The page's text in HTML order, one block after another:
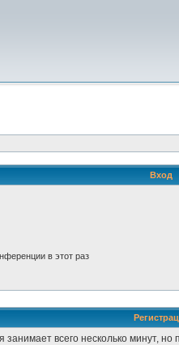
Вход
в этот раз
всего несколько минут,